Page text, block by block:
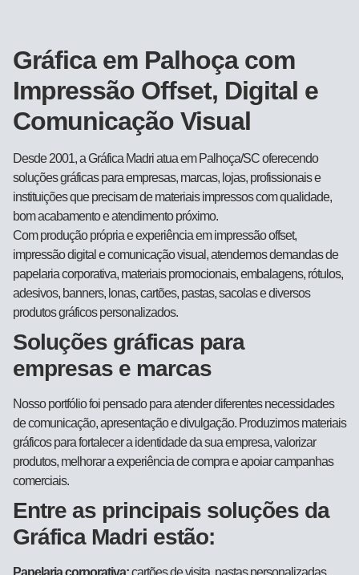
Gráfica em Palhoça com
Impressão Offset, Digital e
Comunicação Visual
Desde 2001, a Gráfica Madri atua em Palhoça/SC oferecendo
soluções gráficas para empresas, marcas, lojas, profissionais e
instituições que precisam de materiais impressos com qualidade,
bom acabamento e atendimento próximo.
Com produção própria e experiência em impressão offset,
impressão digital e comunicação visual, atendemos demandas de
papelaria corporativa, materiais promocionais, embalagens, rótulos,
adesivos, banners, lonas, cartões, pastas, sacolas e diversos
produtos gráficos personalizados.
Soluções gráficas para
empresas e marcas
Nosso portfólio foi pensado para atender diferentes necessidades
de comunicação, apresentação e divulgação. Produzimos materiais
gráficos para fortalecer a identidade da sua empresa, valorizar
produtos, melhorar a experiência de compra e apoiar campanhas
comerciais.
Entre as principais soluções da
Gráfica Madri estão:
Papelaria corporativa:cartões de visita, pastas personalizadas,